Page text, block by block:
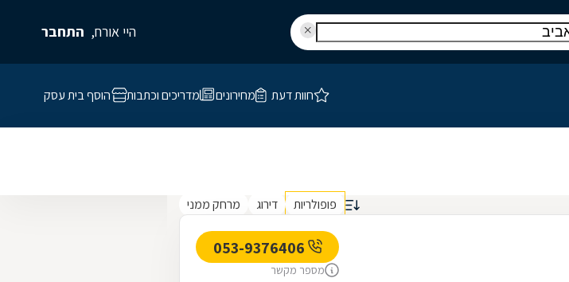
היי אורח, התחבר
חוות דעת מחירונים מדריכים וכתבות הוסף בית עסק
פופולריות דירוג מרחק ממני
מספר מקשר